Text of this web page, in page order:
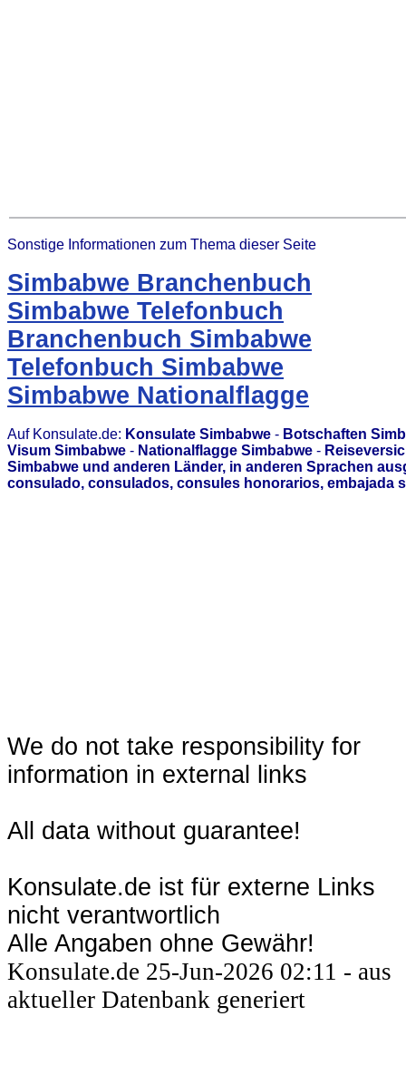
Sonstige Informationen zum Thema dieser Seite
Simbabwe Branchenbuch
Simbabwe Telefonbuch
Branchenbuch Simbabwe
Telefonbuch Simbabwe
Simbabwe Nationalflagge
Auf Konsulate.de: Konsulate Simbabwe - Botschaften
Visum Simbabwe - Nationalflagge Simbabwe -
Simbabwe und anderen Länder, in anderen Sprachen
consulado, consulados, consules honorarios, embajada
We do not take responsibility for
information in external links
All data without guarantee!
Konsulate.de ist für externe Links
nicht verantwortlich
Alle Angaben ohne Gewähr!
Konsulate.de 25-Jun-2026 02:11 - aus
aktueller Datenbank generiert